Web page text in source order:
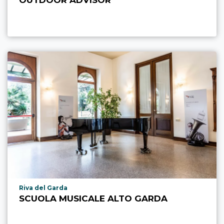
Località punto di interesse
Riva del Garda
SCUOLA MUSICALE ALTO GARDA